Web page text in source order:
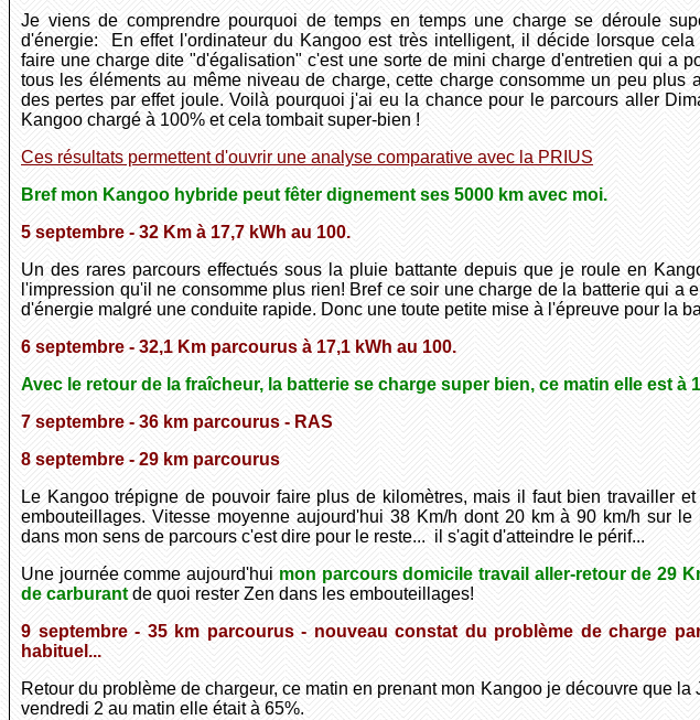
Je viens de comprendre pourquoi de temps en temps une charge se déroule
d'énergie: En effet l'ordinateur du Kangoo est très intelligent, il décide lorsque cela
faire une charge dite "d'égalisation" c'est une sorte de mini charge d'entretien qui a
tous les éléments au même niveau de charge, cette charge consomme un peu plus
des pertes par effet joule. Voilà pourquoi j'ai eu la chance pour le parcours aller
Kangoo chargé à 100% et cela tombait super-bien !
Ces résultats permettent d'ouvrir une analyse comparative avec la PRIUS
Bref mon Kangoo hybride peut fêter dignement ses 5000 km avec moi.
5 septembre - 32 Km à 17,7 kWh au 100.
Un des rares parcours effectués sous la pluie battante depuis que je roule en
l'impression qu'il ne consomme plus rien! Bref ce soir une charge de la batterie qui a
d'énergie malgré une conduite rapide. Donc une toute petite mise à l'épreuve pour la
6 septembre - 32,1 Km parcourus à 17,1 kWh au 100.
Avec le retour de la fraîcheur, la batterie se charge super bien, ce matin elle est à
7 septembre - 36 km parcourus - RAS
8 septembre - 29 km parcourus
Le Kangoo trépigne de pouvoir faire plus de kilomètres, mais il faut bien travailler
embouteillages. Vitesse moyenne aujourd'hui 38 Km/h dont 20 km à 90 km/h sur
dans mon sens de parcours c'est dire pour le reste... il s'agit d'atteindre le périf...
Une journée comme aujourd'hui mon parcours domicile travail aller-retour de 29
de carburantde quoi rester Zen dans les embouteillages!
9 septembre - 35 km parcourus - nouveau constat du problème de charge
habituel...
Retour du problème de chargeur, ce matin en prenant mon Kangoo je découvre que la
vendredi 2 au matin elle était à 65%.